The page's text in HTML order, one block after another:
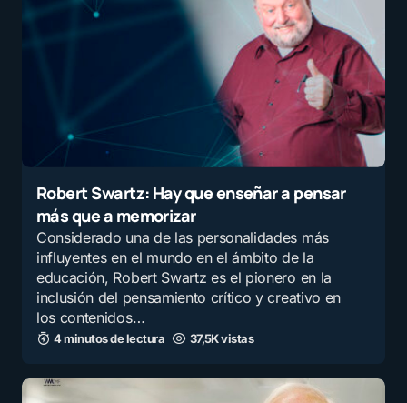
Robert Swartz: Hay que enseñar a pensar
más que a memorizar
Considerado una de las personalidades más
influyentes en el mundo en el ámbito de la
educación, Robert Swartz es el pionero en la
inclusión del pensamiento crítico y creativo en
los contenidos…
4 minutos de lectura 37,5K vistas